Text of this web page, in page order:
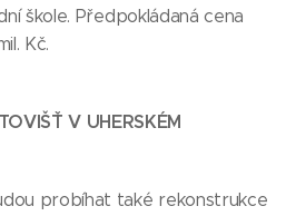
škole. Předpokládaná cena
Kč.
V UHERSKÉM
probíhat také rekonstrukce